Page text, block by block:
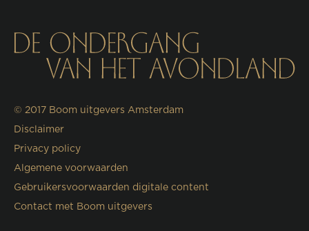
© 2017 Boom uitgevers Amsterdam
Disclaimer
Privacy policy
Algemene voorwaarden
Gebruikersvoorwaarden digitale content
Contact met Boom uitgevers